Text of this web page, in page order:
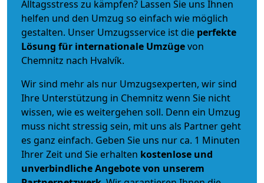
Alltagsstress zu kämpfen? Lassen Sie uns Ihnen
helfen und den Umzug so einfach wie möglich
gestalten. Unser Umzugsservice ist die perfekte
Lösung für internationale Umzügevon
Chemnitz nach Hvalvík.
Wir sind mehr als nur Umzugsexperten, wir sind
Ihre Unterstützung in Chemnitz wenn Sie nicht
wissen, wie es weitergehen soll. Denn ein Umzug
muss nicht stressig sein, mit uns als Partner geht
es ganz einfach. Geben Sie uns nur ca. 1 Minuten
Ihrer Zeit und Sie erhalten kostenlose und
unverbindlicheAngebote von unserem